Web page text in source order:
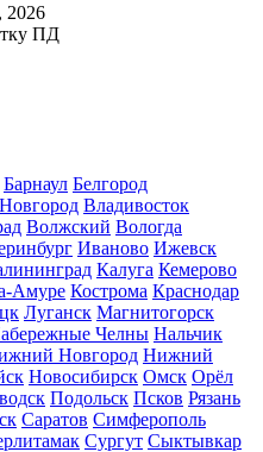
2026
ПД
Барнаул Белгород
Владивосток
Волжский Вологда
Иваново Ижевск
Калуга Кемерово
Амуре Кострома Краснодар
Луганск Магнитогорск
Челны Нальчик
Новгород Нижний
Новосибирск Омск Орёл
Подольск Псков Рязань
Саратов Симферополь
Сургут Сыктывкар